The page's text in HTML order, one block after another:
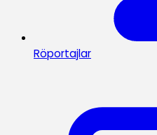
Röportajlar